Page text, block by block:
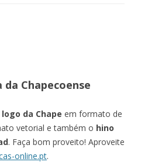
Chapecoense
logo da Chape em formato de
vetorial e também o hino
. Faça bom proveito! Aproveite
online.pt.